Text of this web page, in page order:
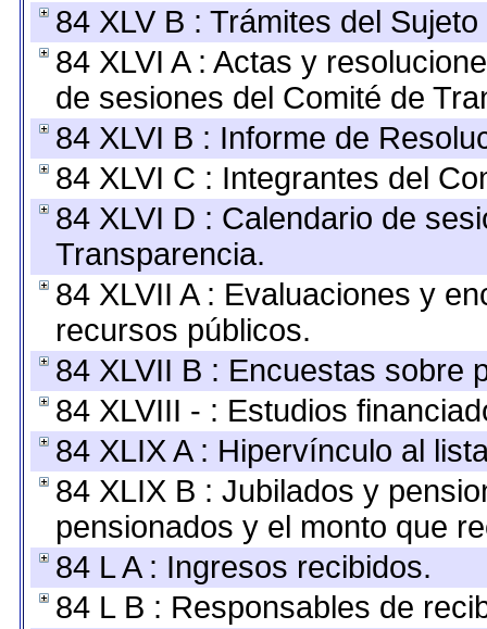
84 XLV B : Trámites del
84 XLVI A : Actas y
de sesiones del Comité de
84 XLVI B : Informe de
84 XLVI C : Integrantes del
84 XLVI D : Calendario de
Transparencia.
84 XLVII A : Evaluaciones y
recursos públicos.
84 XLVII B : Encuestas sobre
84 XLVIII - : Estudios
84 XLIX A : Hipervínculo al
84 XLIX B : Jubilados y
pensionados y el monto que
84 L A : Ingresos recibidos.
84 L B : Responsables de